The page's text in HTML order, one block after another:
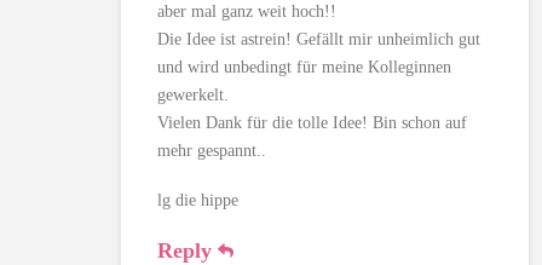
aber mal ganz weit hoch!!
Die Idee ist astrein! Gefällt mir unheimlich gut
und wird unbedingt für meine Kolleginnen
gewerkelt.
Vielen Dank für die tolle Idee! Bin schon auf
mehr gespannt..
lg die hippe
Reply